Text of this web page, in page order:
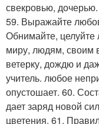
свекровью, дочерью.
59. Выражайте
Обнимайте,
миру, людям,
ветерку, дождю и
учитель. любое
опустошает. 60.
дает заряд новой
цветения. 61.